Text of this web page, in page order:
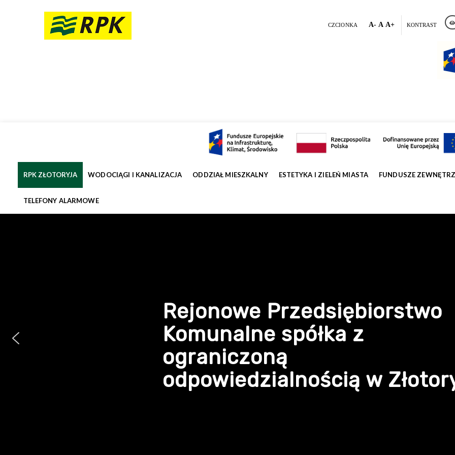
CZCIONKA A- A A+ KONTRAST
RPK ZŁOTORYJA WODOCIĄGI I KANALIZACJA ODDZIAŁ MIESZKALNY ESTETYKA I ZIELEŃ MIASTA FUNDUSZE
TELEFONY ALARMOWE
Rejonowe Przedsiębiorstwo
Komunalne spółka z
ograniczoną
odpowiedzialnością w